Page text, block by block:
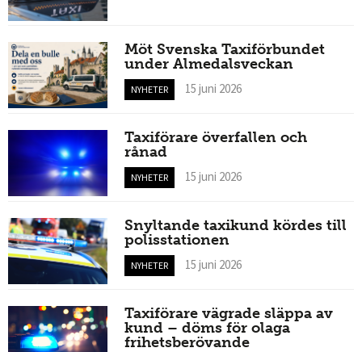
Möt Svenska Taxiförbundet
under Almedalsveckan
NYHETER 15 juni 2026
Taxiförare överfallen och
rånad
NYHETER 15 juni 2026
Snyltande taxikund kördes till
polisstationen
NYHETER 15 juni 2026
Taxiförare vägrade släppa av
kund – döms för olaga
frihetsberövande